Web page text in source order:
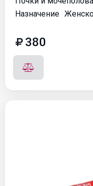
Назначение
380